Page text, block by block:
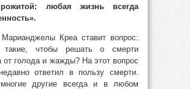
любая жизнь всегда
Марианджелы Креа ставит вопрос:
чтобы решать о смерти
от голода и жажды? На этот вопрос
ответил в пользу смерти.
другие всегда и в любом